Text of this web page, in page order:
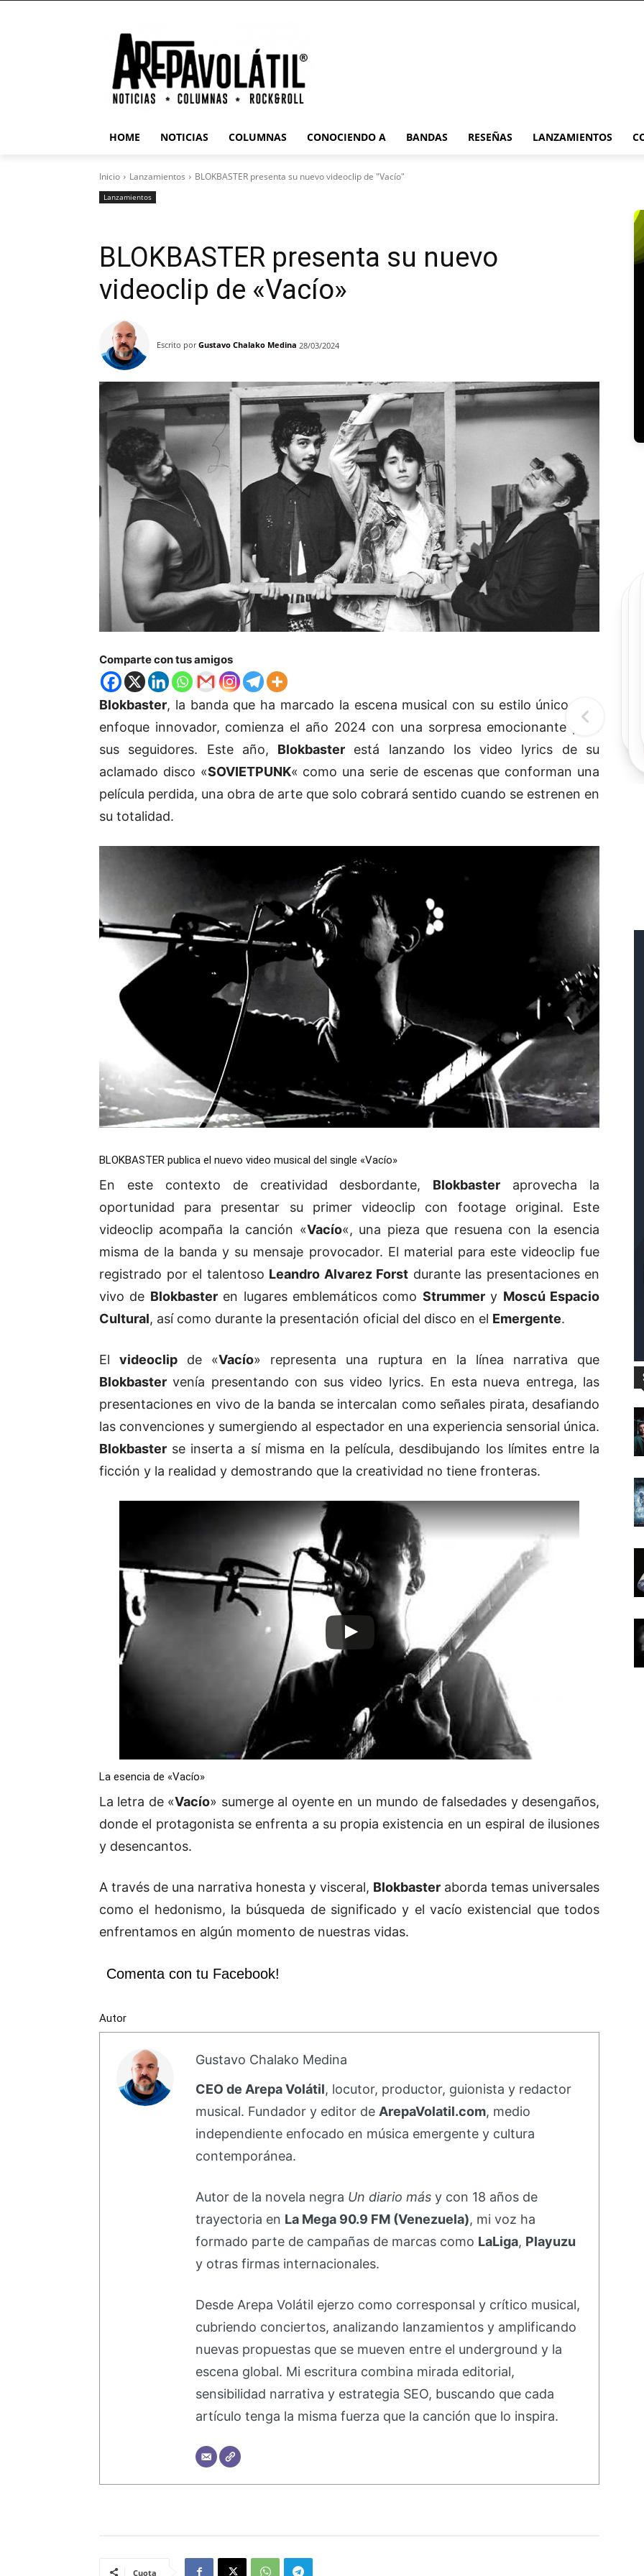
HOME NOTICIAS COLUMNAS CONOCIENDO A BANDAS RESEÑAS LANZAMIENTOS
Inicio Lanzamientos BLOKBASTER presenta su nuevo videoclip de "Vacío"
Lanzamientos
BLOKBASTER presenta su nuevo
videoclip de «Vacío»
Escrito por Gustavo Chalako Medina 28/03/2024
Comparte con tus amigos
Blokbaster, la banda que ha marcado la escena musical con su estilo único y su
enfoque innovador, comienza el año 2024 con una sorpresa emocionante para
sus seguidores. Este año, Blokbaster está lanzando los video lyrics de su
aclamado disco «SOVIETPUNK« como una serie de escenas que conforman una
película perdida, una obra de arte que solo cobrará sentido cuando se estrenen en
su totalidad.
BLOKBASTER publica el nuevo video musical del single «Vacío»
En este contexto de creatividad desbordante, Blokbaster aprovecha la
oportunidad para presentar su primer videoclip con footage original. Este
videoclip acompaña la canción «Vacío«, una pieza que resuena con la esencia
misma de la banda y su mensaje provocador. El material para este videoclip fue
registrado por el talentoso Leandro Alvarez Forst durante las presentaciones en
vivo de Blokbasteren lugares emblemáticos como Strummery Moscú Espacio
Cultural, así como durante la presentación oficial del disco en el Emergente.
Elvideoclip de «Vacío» representa una ruptura en la línea narrativa que
Blokbaster venía presentando con sus video lyrics. En esta nueva entrega, las
presentaciones en vivo de la banda se intercalan como señales pirata, desafiando
las convenciones y sumergiendo al espectador en una experiencia sensorial única.
Blokbaster se inserta a sí misma en la película, desdibujando los límites entre la
ficción y la realidad y demostrando que la creatividad no tiene fronteras.
La esencia de «Vacío»
La letra de «Vacío» sumerge al oyente en un mundo de falsedades y desengaños,
donde el protagonista se enfrenta a su propia existencia en un espiral de ilusiones
y desencantos.
A través de una narrativa honesta y visceral, Blokbaster aborda temas universales
como el hedonismo, la búsqueda de significado y el vacío existencial que todos
enfrentamos en algún momento de nuestras vidas.
Comenta con tu Facebook!
Autor
Gustavo Chalako Medina
CEO de Arepa Volátil, locutor, productor, guionista y redactor
musical. Fundador y editor de ArepaVolatil.com, medio
independiente enfocado en música emergente y cultura
contemporánea.
Autor de la novela negra Un diario másy con 18 años de
trayectoria en La Mega 90.9 FM (Venezuela), mi voz ha
formado parte de campañas de marcas como LaLiga, Playuzu
y otras firmas internacionales.
Desde Arepa Volátil ejerzo como corresponsal y crítico musical,
cubriendo conciertos, analizando lanzamientos y amplificando
nuevas propuestas que se mueven entre el underground y la
escena global. Mi escritura combina mirada editorial,
sensibilidad narrativa y estrategia SEO, buscando que cada
artículo tenga la misma fuerza que la canción que lo inspira.
Cuota